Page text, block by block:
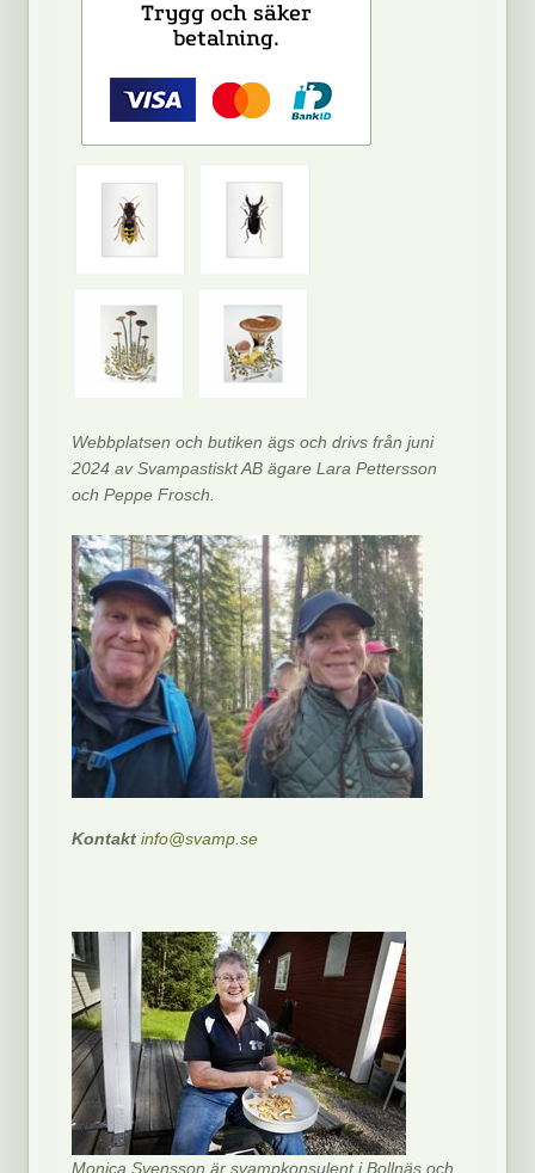
Webbplatsen och butiken ägs och drivs från juni
2024 av Svampastiskt AB ägare Lara Pettersson
och Peppe Frosch.
Kontaktinfo@svamp.se
Monica Svensson är svampkonsulent i Bollnäs och